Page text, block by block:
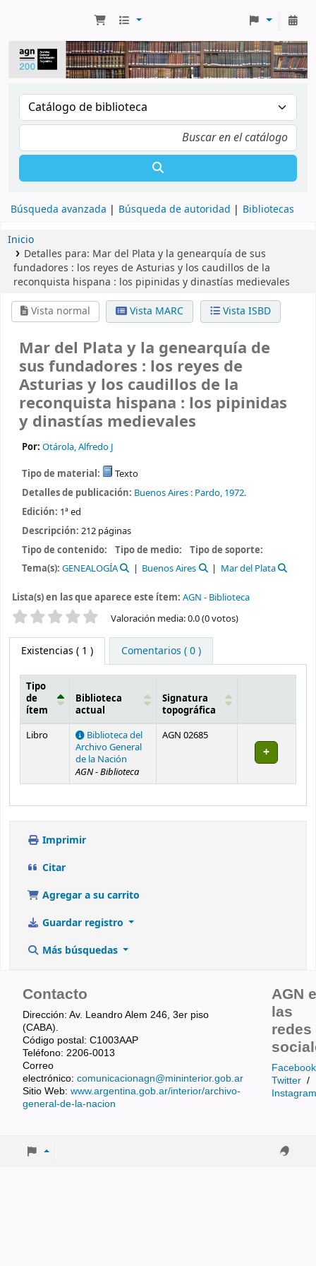
Búsqueda avanzada Búsqueda de autoridad Bibliotecas
Inicio
Detalles para: Mar del Plata y la genearquía de sus
fundadores : los reyes de Asturias y los caudillos de la
reconquista hispana : los pipinidas y dinastías medievales
Vista normal
Vista MARC Vista ISBD
Mar del Plata y la genearquía de
sus fundadores : los reyes de
Asturias y los caudillos de la
reconquista hispana : los pipinidas
y dinastías medievales
Por: Otárola, Alfredo J
Tipo de material:
Texto
Detalles de publicación: Buenos Aires : Pardo, 1972.
Edición: 1ª ed
Descripción: 212 páginas
Tipo de contenido:
Tipo de medio:
Tipo de soporte:
Tema(s): GENEALOGÍA Buenos Aires Mar del Plata
Lista(s) en las que aparece este ítem: AGN - Biblioteca
Valoración Valoración media: 0.0 (0 votos)
Existencias ( 1 ) Comentarios ( 0 )
Existencias
Tipo
de
ítem
Biblioteca
actual
Signatura
topográfica
Libro
Biblioteca del
Archivo General
de la Nación
AGN - Biblioteca
AGN 02685
Imprimir
Citar
Agregar a su carrito
Guardar registro
Más búsquedas
Contacto
Dirección: Av. Leandro Alem 246, 3er piso
(CABA).
Código postal: C1003AAP
Teléfono: 2206-0013
Correo
electrónico: comunicacionagn@mininterior.gob.ar
Sitio Web: www.argentina.gob.ar/interior/archivo-
general-de-la-nacion
AGN
las
redes
Facebook
Twitter /
Instagram